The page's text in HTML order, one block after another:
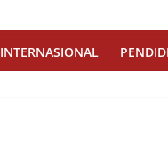
INTERNASIONAL